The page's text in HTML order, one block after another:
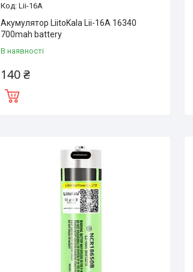
Lii-16A
Акумулятор LiitoKala Lii-16A 16340
700mah battery
В наявності
140 ₴